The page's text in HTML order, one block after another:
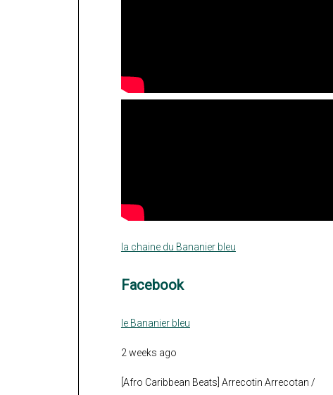
la chaine du Bananier bleu
Facebook
le Bananier bleu
2 weeks ago
[Afro Caribbean Beats] Arrecotin Arrecotan /